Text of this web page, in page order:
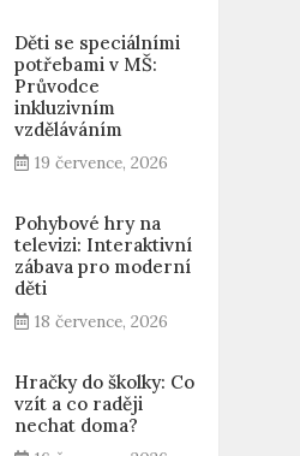
Děti se speciálními
potřebami v MŠ:
Průvodce
inkluzivním
vzděláváním
19 července, 2026
Pohybové hry na
televizi: Interaktivní
zábava pro moderní
děti
18 července, 2026
Hračky do školky: Co
vzít a co raději
nechat doma?